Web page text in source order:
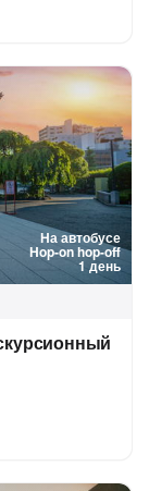
На автобусе
Hop-on hop-off
1 день